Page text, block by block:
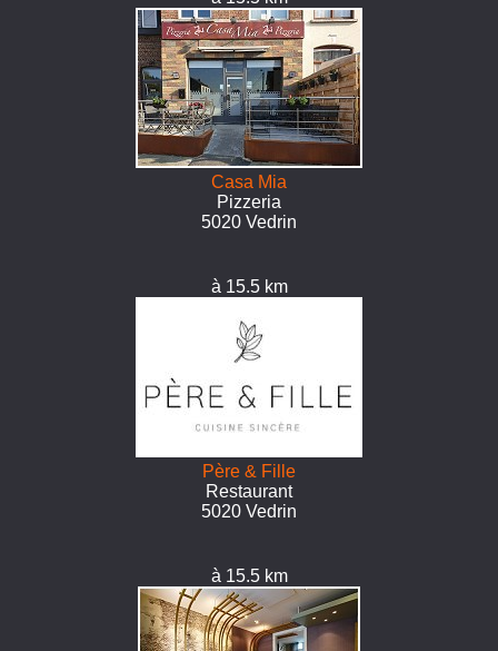
Casa Mia
Pizzeria
5020 Vedrin
à 15.5 km
Père & Fille
Restaurant
5020 Vedrin
à 15.5 km